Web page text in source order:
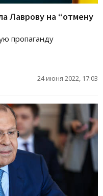
Лаврову на “отмену
пропаганду
24 июня 2022, 17:03